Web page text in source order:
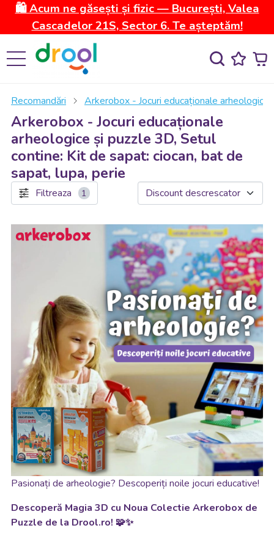
🛍️ Acum ne găsești și fizic — București, Valea
Cascadelor 21S, Sector 6. Te așteptăm!
Recomandări Arkerobox - Jocuri educaționale arheologice
Arkerobox - Jocuri educaționale
arheologice și puzzle 3D, Setul
contine: Kit de sapat: ciocan, bat de
sapat, lupa, perie
Filtreaza 1
Pasionați de arheologie? Descoperiți noile jocuri educative!
Descoperă Magia 3D cu Noua Colectie Arkerobox de
Puzzle de la Drool.ro! 🧩✨